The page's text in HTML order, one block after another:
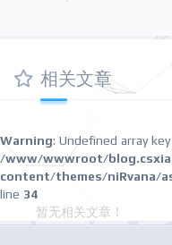
相关文章
Warning: Undefined array
/www/wwwroot/
content/themes/niRvana/
line 34
暂无相关文章！